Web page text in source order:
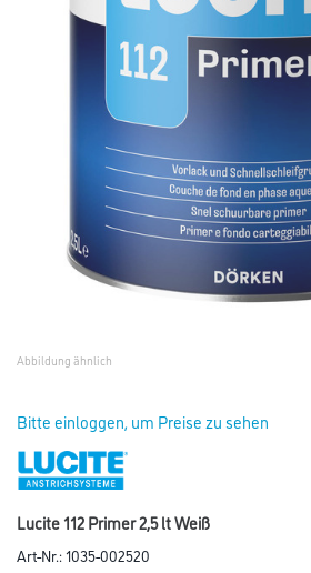
Abbildung ähnlich
Bitte einloggen, um Preise zu sehen
Lucite 112 Primer 2,5 lt Weiß
Art-Nr.:1035-002520